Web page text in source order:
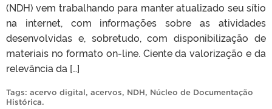
(NDH) vem trabalhando para manter atualizado seu sítio
na internet, com informações sobre as atividades
desenvolvidas e, sobretudo, com disponibilização de
materiais no formato on-line. Ciente da valorização e da
relevância da […]
Tags: acervo digital, acervos, NDH, Núcleo de Documentação
Histórica.